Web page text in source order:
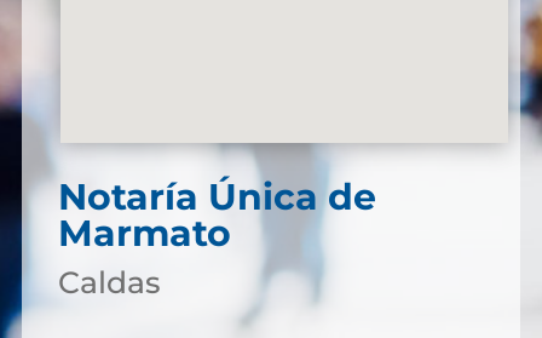
Notaría Única de
Marmato
Caldas